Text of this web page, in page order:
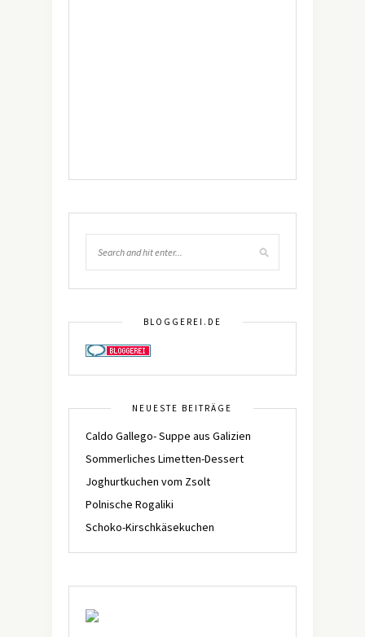
BLOGGEREI.DE
NEUESTE BEITRÄGE
Caldo Gallego- Suppe aus Galizien
Sommerliches Limetten-Dessert
Joghurtkuchen vom Zsolt
Polnische Rogaliki
Schoko-Kirschkäsekuchen